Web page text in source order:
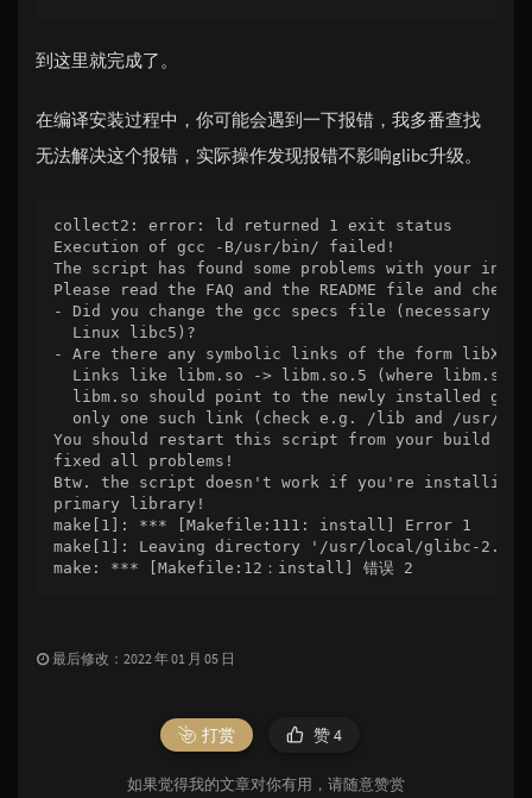
到这里就完成了。
在编译安装过程中，你可能会遇到一下报错，我多番查找
无法解决这个报错，实际操作发现报错不影响glibc升级。
collect2: error: ld returned 1 exit status
Execution of gcc -B/usr/bin/ failed!
The script has found some problems with your
Please read the FAQ and the README file and
- Did you change the gcc specs file (necessary
  Linux libc5)?
- Are there any symbolic links of the form
Links like libm.so -> libm.so.5 (where
libm.so should point to the newly installed
only one such link (check e.g. /lib and /usr/
You should restart this script from your build
fixed all problems!
Btw. the script doesn't work if you're installing
primary library!
make[1]: *** [Makefile:111: install] Error 1
make[1]: Leaving directory '/usr/local/glibc-2.28'
make: *** [Makefile:12：install] 错误 2
最后修改：2022 年 01 月 05 日
打赏 赞4
如果觉得我的文章对你有用，请随意赞赏